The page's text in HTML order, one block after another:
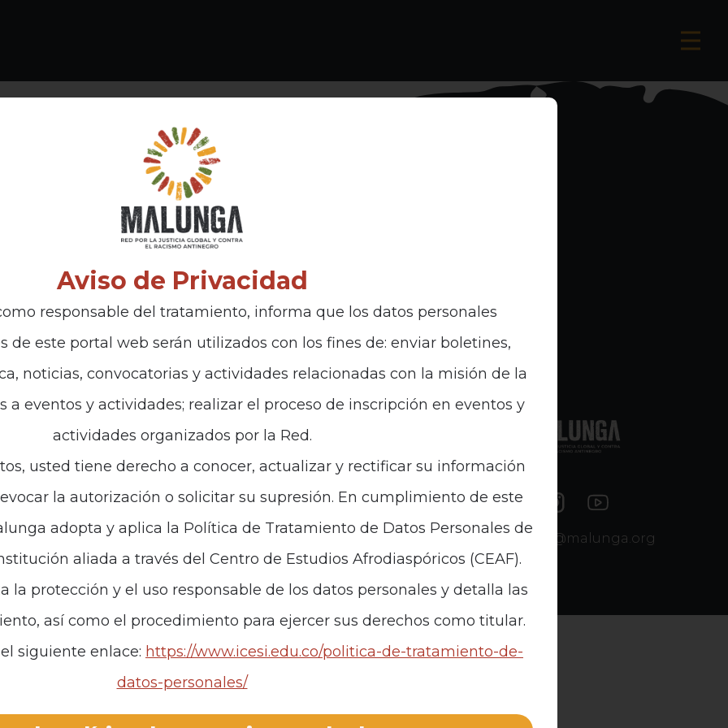
interés Políticas
Política de Tratamiento de Datos
contacto@malunga.org
Aviso de Privacidad
responsable del tratamiento, informa que los datos personales
de este portal web serán utilizados con los fines de: enviar boletines,
noticias, convocatorias y actividades relacionadas con la misión de la
a eventos y actividades; realizar el proceso de inscripción en eventos y
actividades organizados por la Red.
usted tiene derecho a conocer, actualizar y rectificar su información
la autorización o solicitar su supresión. En cumplimiento de este
adopta y aplica la Política de Tratamiento de Datos Personales de
aliada a través del Centro de Estudios Afrodiaspóricos (CEAF).
la protección y el uso responsable de los datos personales y detalla las
así como el procedimiento para ejercer sus derechos como titular.
siguiente enlace: https://www.icesi.edu.co/politica-de-tratamiento-de-
datos-personales/